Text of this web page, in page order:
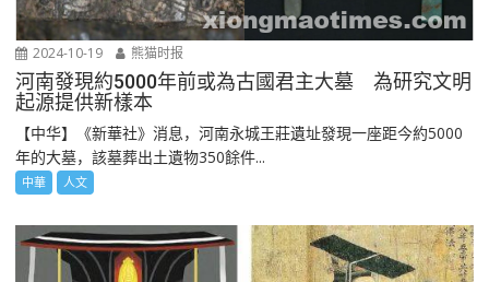
2024-10-19 熊猫时报
河南發現約5000年前或為古國君主大墓 為研究文明
起源提供新樣本
【中华】《新華社》消息，河南永城王莊遺址發現一座距今約5000
年的大墓，該墓葬出土遺物350餘件...
中華 人文